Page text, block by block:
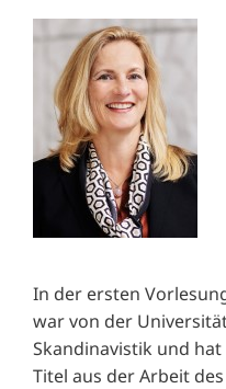
In der ersten
war von der
Skandinavistik und
Titel aus der Arbeit